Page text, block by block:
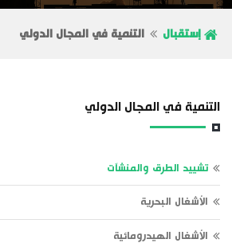
إستقبال التنمية في المجال الدولي
التنمية في المجال الدولي
تشييد الطرق والمنشآت
الأشغال البحرية
الأشغال الهيدرومائية